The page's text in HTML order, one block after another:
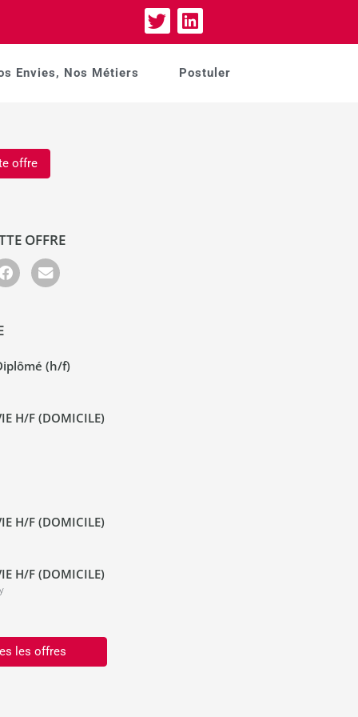
Envies, Nos Métiers Postuler
offre
OFFRE
(h/f)
H/F (DOMICILE)
H/F (DOMICILE)
H/F (DOMICILE)
les offres